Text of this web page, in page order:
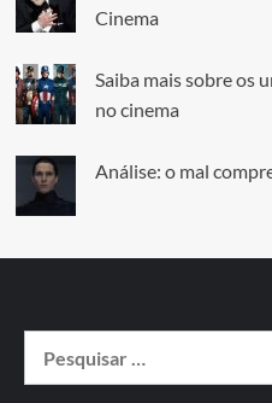
Cinema
Saiba mais sobre os
no cinema
Análise: o mal